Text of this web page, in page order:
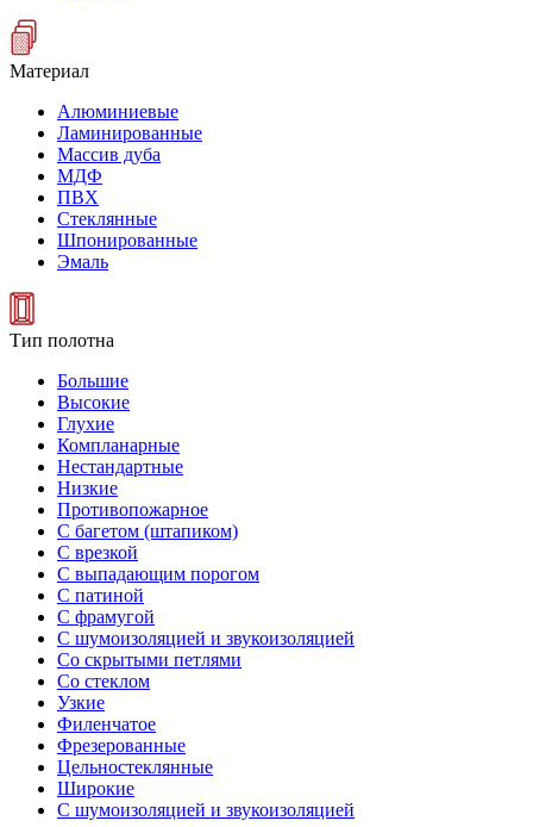
Материал
Алюминиевые
Ламинированные
Массив дуба
МДФ
ПВХ
Стеклянные
Шпонированные
Эмаль
Тип полотна
Большие
Высокие
Глухие
Компланарные
Нестандартные
Низкие
Противопожарное
С багетом (штапиком)
С врезкой
С выпадающим порогом
С патиной
С фрамугой
С шумоизоляцией и звукоизоляцией
Со скрытыми петлями
Со стеклом
Узкие
Филенчатое
Фрезерованные
Цельностеклянные
Широкие
С шумоизоляцией и звукоизоляцией